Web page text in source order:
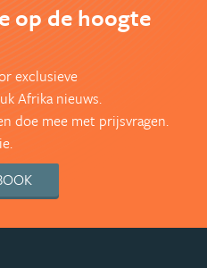
op de hoogte
exclusieve
Afrika nieuws.
doe mee met prijsvragen.